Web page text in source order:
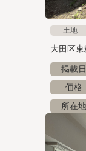
大田区
掲載日
価格
所在地
土地